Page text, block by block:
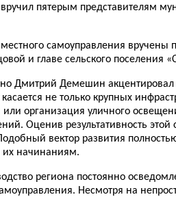
пятерым представителям
самоуправления вручены
и главе сельского поселения
Дмитрий Демешин
не только крупных
организация уличного
Оценив результативность
вектор развития
их начинаниям.
региона постоянно
Несмотря на